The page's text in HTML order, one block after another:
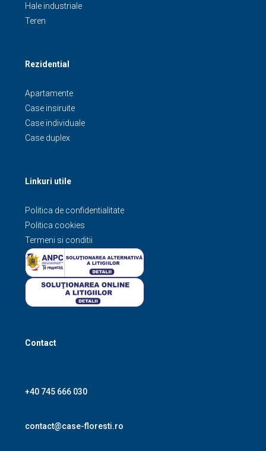
Hale industriale
Teren
Rezidential
Apartamente
Case insiruite
Case individuale
Case duplex
Linkuri utile
Politica de confidentialitate
Politica cookies
Termeni si conditii
Contact
+40 745 666 030
contact@case-floresti.ro